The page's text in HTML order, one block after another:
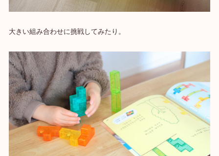
大きい組み合わせに挑戦してみたり。